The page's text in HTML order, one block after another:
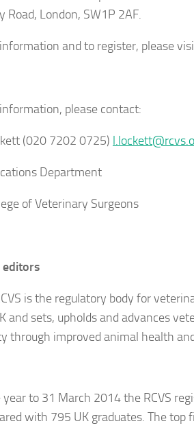
Road, London, SW1P 2AF.
and to register, please
please contact:
(020 7202 0725)
Department
of Veterinary Surgeons
editors
is the regulatory body for
and sets, upholds and advances
through improved animal health
year to 31 March 2014 the RCVS
with 795 UK graduates. The